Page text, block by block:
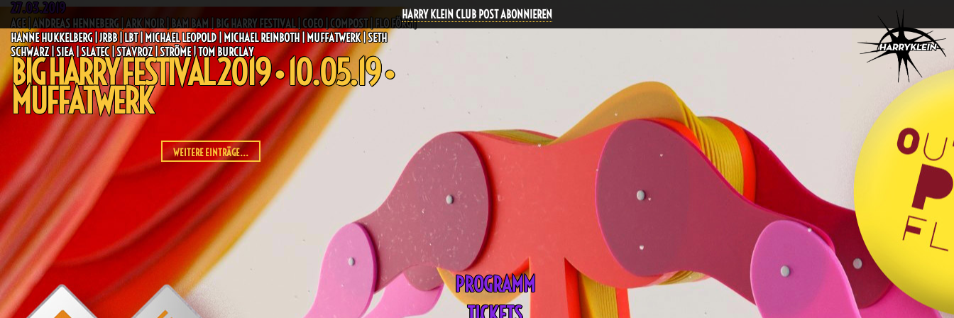
HARRY KLEIN CLUB POST ABONNIEREN
PROGRAMM
27.03.2019
ACE | ANDREAS HENNEBERG | ARK NOIR | BAM BAM | BIG HARRY FESTIVAL | COEO | COMPOST | FLO FÖRG |
HANNE HUKKELBERG | JRBB | LBT | MICHAEL LEOPOLD | MICHAEL REINBOTH | MUFFATWERK | SETH
SCHWARZ | SIEA | SLATEC | STAVROZ | STRÖME | TOM BURCLAY
BIG HARRY FESTIVAL 2019 • 10.05.19 •
MUFFATWERK
WEITERE EINTRÄGE...